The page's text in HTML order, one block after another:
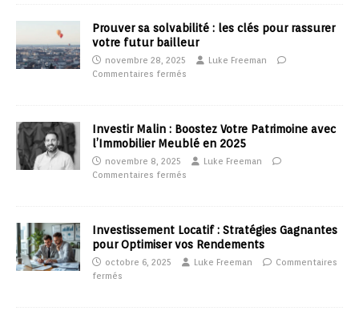
Prouver sa solvabilité : les clés pour rassurer
votre futur bailleur
novembre 28, 2025
Luke Freeman
Commentaires fermés
Investir Malin : Boostez Votre Patrimoine avec
l’Immobilier Meublé en 2025
novembre 8, 2025
Luke Freeman
Commentaires fermés
Investissement Locatif : Stratégies Gagnantes
pour Optimiser vos Rendements
octobre 6, 2025 Luke Freeman
Commentaires
fermés